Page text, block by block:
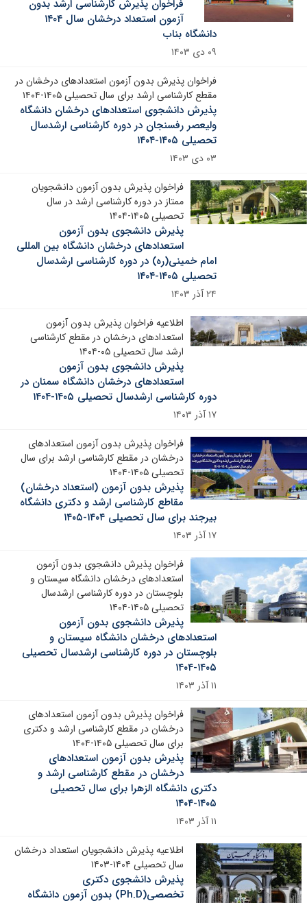
فراخوان پذیرش کارشناسی ارشد بدون
آزمون استعداد درخشان سال ۱۴۰۴
دانشگاه بناب
۰۹ دی ۱۴۰۳
فراخوان پذیرش بدون آزمون استعدادهای درخشان در
مقطع کارشناسی ارشد برای سال تحصیلی ۱۴۰۵-۱۴۰۴
پذیرش دانشجوی استعدادهای درخشان دانشگاه
ولیعصر رفسنجان در دوره کارشناسی ارشدسال
تحصیلی ۱۴۰۵-۱۴۰۴
۰۳ دی ۱۴۰۳
فراخوان پذیرش بدون آزمون دانشجویان
ممتاز در دوره کارشناسی ارشد در سال
تحصیلی ۱۴۰۵-۱۴۰۴
پذیرش دانشجوی بدون آزمون
استعدادهای درخشان دانشگاه بین المللی
امام خمینی(ره) در دوره کارشناسی ارشدسال
تحصیلی ۱۴۰۵-۱۴۰۴
۲۴ آذر ۱۴۰۳
اطلاعیه فراخوان پذیرش بدون آزمون
استعدادهای درخشان در مقطع کارشناسی
ارشد سال تحصیلی ۰۵-۱۴۰۴
پذیرش دانشجوی بدون آزمون
استعدادهای درخشان دانشگاه سمنان در
دوره کارشناسی ارشدسال تحصیلی ۱۴۰۵-۱۴۰۴
۱۷ آذر ۱۴۰۳
فراخوان پذیرش بدون آزمون استعدادهای
درخشان در مقطع کارشناسی ارشد برای سال
تحصیلی ۱۴۰۵-۱۴۰۴
پذیرش بدون آزمون (استعداد درخشان)
مقاطع کارشناسی ارشد و دکتری دانشگاه
بیرجند برای سال تحصیلی ۱۴۰۴-۱۴۰۵
۱۷ آذر ۱۴۰۳
فراخوان پذیرش دانشجوی بدون آزمون
استعدادهای درخشان دانشگاه سیستان و
بلوچستان در دوره کارشناسی ارشدسال
تحصیلی ۱۴۰۵-۱۴۰۴
پذیرش دانشجوی بدون آزمون
استعدادهای درخشان دانشگاه سیستان و
بلوچستان در دوره کارشناسی ارشدسال تحصیلی
۱۴۰۵-۱۴۰۴
۱۱ آذر ۱۴۰۳
فراخوان پذیرش بدون آزمون استعدادهای
درخشان در مقطع کارشناسی ارشد و دکتری
برای سال تحصیلی ۱۴۰۵-۱۴۰۴
پذیرش بدون آزمون استعدادهای
درخشان در مقطع کارشناسی ارشد و
دکتری دانشگاه الزهرا برای سال تحصیلی
۱۴۰۵-۱۴۰۴
۱۱ آذر ۱۴۰۳
اطلاعیه پذیرش دانشجویان استعداد درخشان
سال تحصیلی ۱۴۰۴-۱۴۰۳
پذیرش دانشجوی دکتری
تخصصی(Ph.D) بدون آزمون دانشگاه